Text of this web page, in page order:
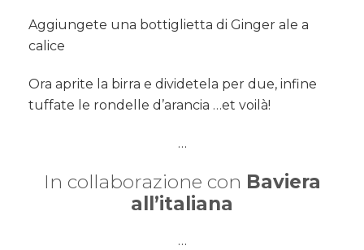
Aggiungete una bottiglietta di Ginger ale a
calice
Ora aprite la birra e dividetela per due, infine
tuffate le rondelle d’arancia …et voilà!
…
In collaborazione con Baviera
all’italiana
…